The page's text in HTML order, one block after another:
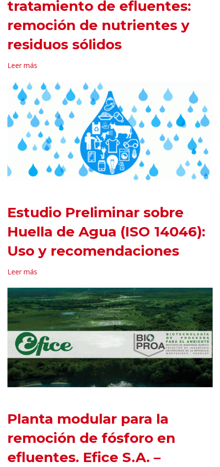
tratamiento de efluentes:
remoción de nutrientes y
residuos sólidos
Leer más
Estudio Preliminar sobre
Huella de Agua (ISO 14046):
Uso y recomendaciones
Leer más
Planta modular para la
remoción de fósforo en
efluentes. Efice S.A. –